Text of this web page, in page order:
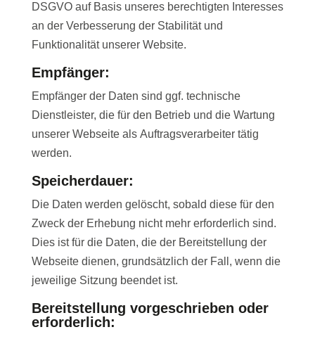
DSGVO auf Basis unseres berechtigten Interesses
an der Verbesserung der Stabilität und
Funktionalität unserer Website.
Empfänger:
Empfänger der Daten sind ggf. technische
Dienstleister, die für den Betrieb und die Wartung
unserer Webseite als Auftragsverarbeiter tätig
werden.
Speicherdauer:
Die Daten werden gelöscht, sobald diese für den
Zweck der Erhebung nicht mehr erforderlich sind.
Dies ist für die Daten, die der Bereitstellung der
Webseite dienen, grundsätzlich der Fall, wenn die
jeweilige Sitzung beendet ist.
Bereitstellung vorgeschrieben oder
erforderlich: